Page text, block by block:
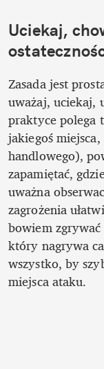
Uciekaj,
Zasada jest
uważaj, uciekaj,
praktyce polega
jakiegoś
handlowego),
zapamiętać,
uważna
zagrożenia
bowiem
który nagrywa
wszystko, by
miejsca ataku.